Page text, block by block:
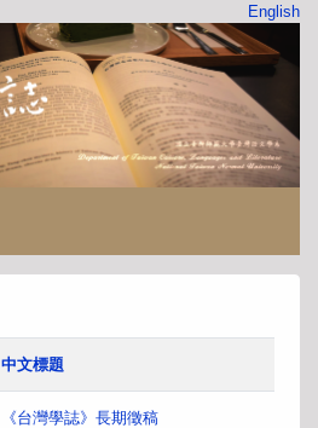
English
中文標題
《台灣學誌》長期徵稿